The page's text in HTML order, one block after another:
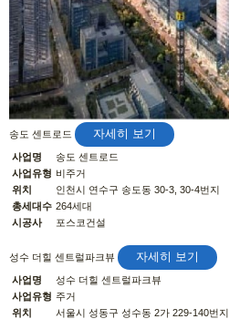
송도 센트로드 자세히 보기
사업명
송도 센트로드
사업유형 비주거
위치
인천시 연수구 송도동 30-3, 30-4번지
총세대수 264세대
시공사
포스코건설
성수 더힐 센트럴파크뷰 자세히 보기
사업명
성수 더힐 센트럴파크뷰
사업유형 주거
위치
서울시 성동구 성수동 2가 229-140번지